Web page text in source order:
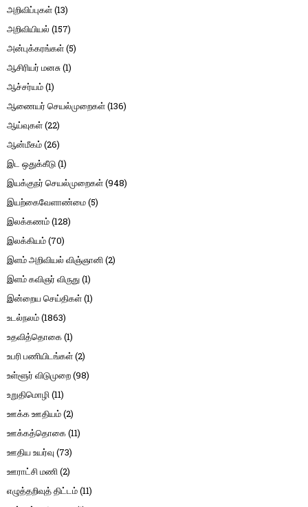
அறிவிப்புகள்(13)
அறிவியியல் (157)
அன்புக்கரங்கள்(5)
ஆசிரியர் மனசு(1)
ஆச்சர்யம்(1)
ஆணையர் செயல்முறைகள்(136)
ஆய்வுகள்(22)
ஆன்மீகம்(26)
இட ஒதுக்கீடு(1)
இயக்குநர் செயல்முறைகள்(948)
இயற்கைவேளாண்மை(5)
இலக்கணம்(128)
இலக்கியம்(70)
இளம் அறிவியல் விஞ்ஞானி(2)
இளம் கவிஞர் விருது(1)
இன்றைய செய்திகள்(1)
உடல்நலம்(1863)
உதவித்தொகை(1)
உபரி பணியிடங்கள்(2)
உள்ளூர் விடுமுறை(98)
உறுதிமொழி(11)
ஊக்க ஊதியம்(2)
ஊக்கத்தொகை(11)
ஊதிய உயர்வு (73)
ஊராட்சி மணி(2)
எழுத்தறிவுத் திட்டம்(11)